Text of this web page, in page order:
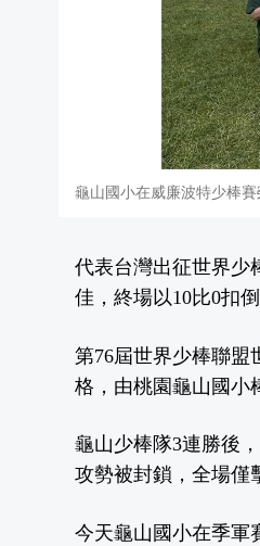
龜山國小在威廉波特少棒賽
代表台灣出征世界少
佳，終場以10比0扣
第76屆世界少棒聯盟
格，由桃園龜山國小
龜山少棒隊3連勝後
攻勢被封鎖，全場僅
今天龜山國小在季軍